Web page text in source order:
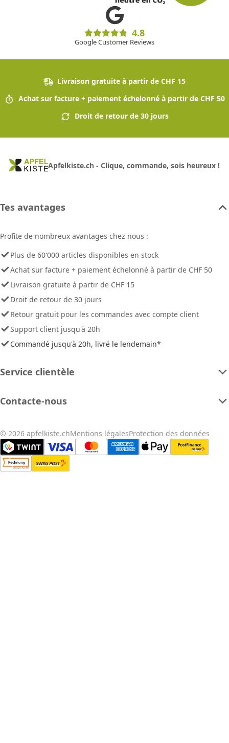
4.8
Google Customer Reviews
Livraison gratuite à partir de CHF 15
Achat sur facture + paiement échelonné à partir de CHF 50
Droit de retour de 30 jours
Apfelkiste.ch - Clique, commande, sois heureux !
Tes avantages
Profite de nombreux avantages chez nous :
Plus de 60'000 articles disponibles en stock
Achat sur facture + paiement échelonné à partir de CHF 50
Livraison gratuite à partir de CHF 15
Droit de retour de 30 jours
Retour gratuit pour les commandes avec compte client
Support client jusqu'à 20h
Commandé jusqu'à 20h, livré le lendemain*
Service clientèle
Contacte-nous
© 2026 apfelkiste.chMentions légalesProtection des données